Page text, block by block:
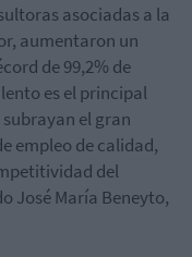
asociadas a la
aumentaron un
de 99,2% de
es el principal
el gran
empleo de calidad,
del
José María Beneyto,